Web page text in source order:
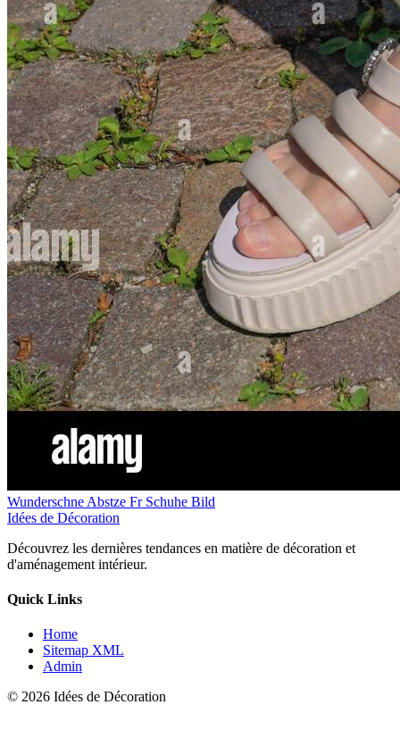
Wunderschne Abstze Fr Schuhe Bild
Idées de Décoration
Découvrez les dernières tendances en matière de décoration et
d'aménagement intérieur.
Quick Links
Home
Sitemap XML
Admin
© 2026 Idées de Décoration